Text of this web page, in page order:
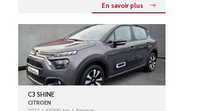
En savoir plus
C3 SHINE
CITROEN